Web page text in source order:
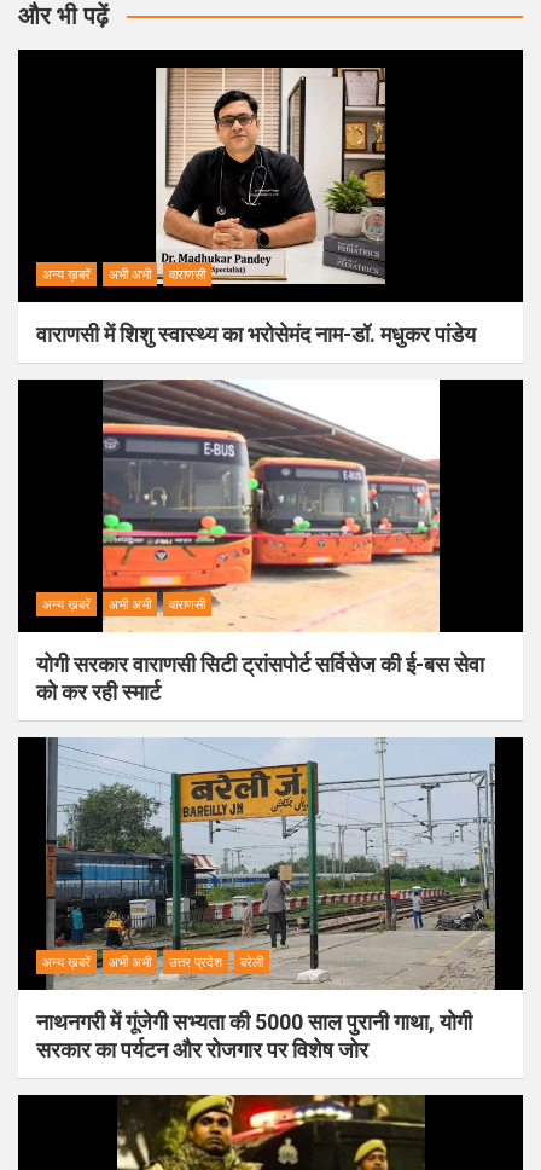
और भी पढ़ें
अन्य ख़बरें अभी अभी वाराणसी
वाराणसी में शिशु स्वास्थ्य का भरोसेमंद नाम-डॉ. मधुकर पांडेय
अन्य ख़बरें अभी अभी वाराणसी
योगी सरकार वाराणसी सिटी ट्रांसपोर्ट सर्विसेज की ई-बस सेवा
को कर रही स्मार्ट
अन्य ख़बरें अभी अभी उत्तर प्रदेश बरेली
नाथनगरी में गूंजेगी सभ्यता की 5000 साल पुरानी गाथा, योगी
सरकार का पर्यटन और रोजगार पर विशेष जोर